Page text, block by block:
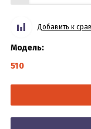
Добавить к
Модель:
510